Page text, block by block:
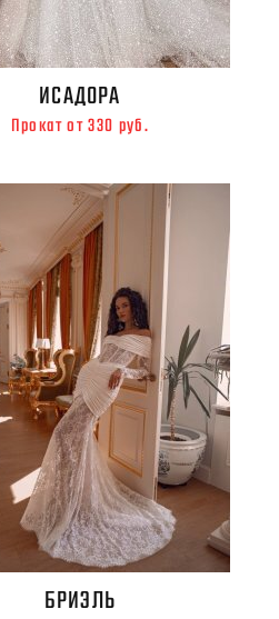
ИСАДОРА
Прокат от 330 руб.
БРИЭЛЬ